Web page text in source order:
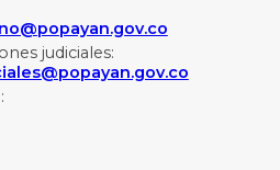
judiciales: